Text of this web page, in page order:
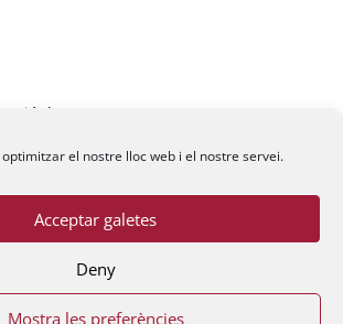
el nostre lloc web i el nostre servei.
Acceptar galetes
Deny
Mostra les preferències
d’Esparreguera, 2026